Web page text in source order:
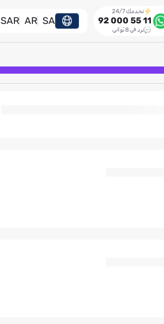
نخدمك 24/7
92 000 55 11
نرد في 8 ثواني
SA
AR
SAR